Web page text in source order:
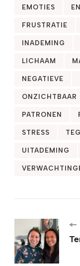
EMOTIES
FRUSTRATIE
INADEMING
LICHAAM
NEGATIEVE
ONZICHTBAAR
PATRONEN
STRESS
UITADEMING